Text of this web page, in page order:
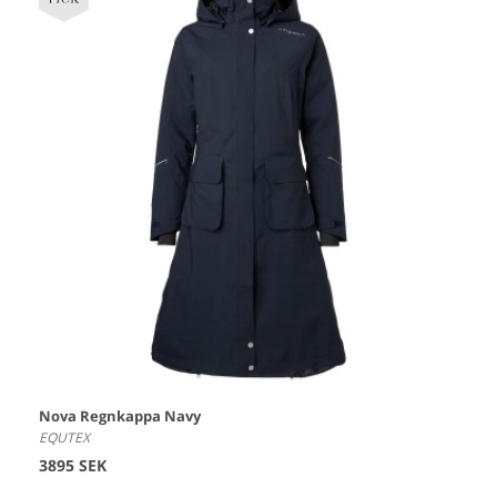
Nova Regnkappa Navy
EQUTEX
3895 SEK